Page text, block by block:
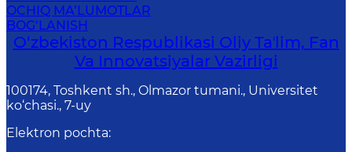
OCHIQ MA’LUMOTLAR
BOG‘LANISH
O‘zbekiston Respublikasi Oliy Taʼlim, Fan
Va Innovatsiyalar Vazirligi
100174, Toshkent sh., Olmazor tumani., Universitet
ko‘chasi., 7-uy
Elektron pochta: